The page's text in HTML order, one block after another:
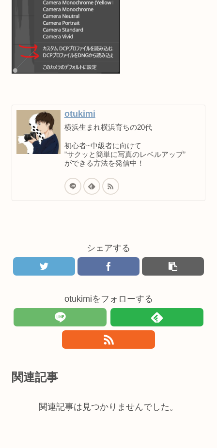
otukimi
横浜生まれ横浜育ちの20代
初心者~中級者に向けて
”サクッと簡単に写真のレベルアップ”
ができる方法を発信中！
シェアする
otukimiをフォローする
関連記事
関連記事は見つかりませんでした。